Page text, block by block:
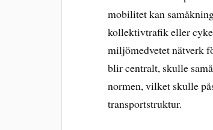
mobilitet kan
kollektivtrafik eller
miljömedvetet nätverk
blir centralt, skulle
normen, vilket skulle
transportstruktur.